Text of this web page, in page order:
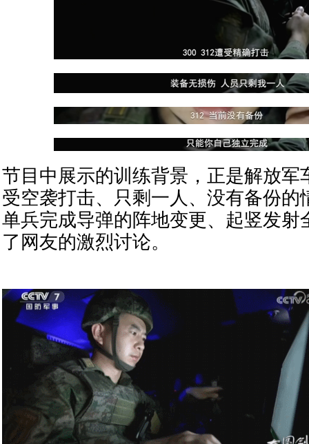
节目中展示的训练背景，正是解放军
受空袭打击、只剩一人、没有备份的
单兵完成导弹的阵地变更、起竖发射
了网友的激烈讨论。